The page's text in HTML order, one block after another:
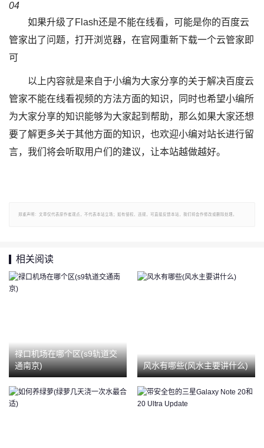
04
如果升级了Flash还是不能在线看，可能是你的百度云
管家出了问题，打开浏览器，在官网重新下载一个云管家即
可
以上内容就是来自于小编为大家分享的关于解决百度云
管家不能在线看视频的方法方面的知识，同时也希望小编所
为大家分享的知识能够为大家起到帮助，那么如果大家还想
要了解更多关于其他方面的知识，也欢迎小编对站长进行留
言，我们将会听取用户们的建议，让本站越做越好。
郑重声明：文章仅代表原作者观点，不代表本站立场；如有侵权、违规，可直接反馈本站，我们将会作修改或删除处理。
相关阅读
禄口机场在哪个区(s9轨道交
通南京)
风水有哪些(风水主要讲什么)